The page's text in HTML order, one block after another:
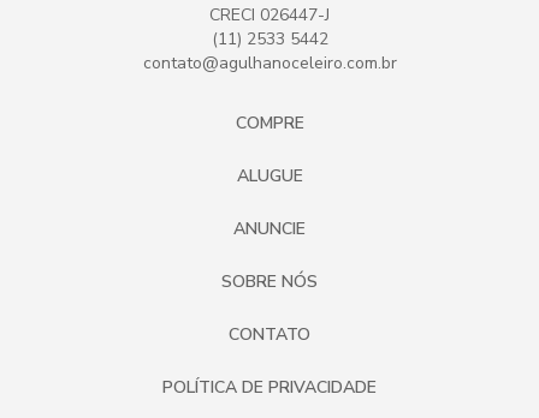
CRECI 026447-J
(11) 2533 5442
contato@agulhanoceleiro.com.br
COMPRE
ALUGUE
ANUNCIE
SOBRE NÓS
CONTATO
POLÍTICA DE PRIVACIDADE